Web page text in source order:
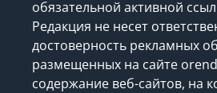
обязательной активной
Редакция не несет
достоверность рекламных
размещенных на сайте
содержание веб-сайтов, на